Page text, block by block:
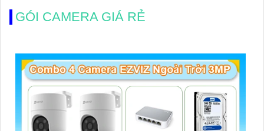
GÓI CAMERA GIÁ RẺ